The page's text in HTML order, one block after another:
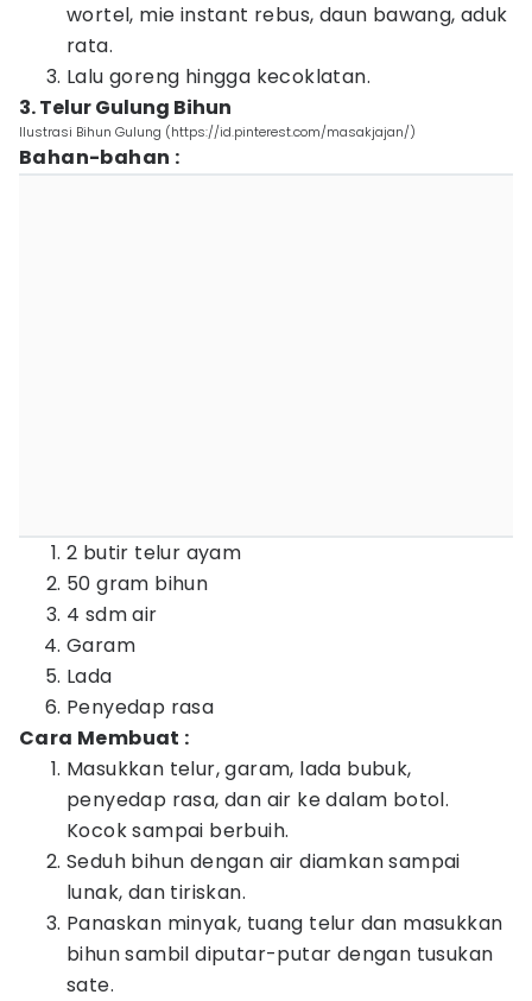
wortel, mie instant rebus, daun bawang, aduk
rata.
Lalu goreng hingga kecoklatan.
3. Telur Gulung Bihun
Ilustrasi Bihun Gulung (https://id.pinterest.com/masakjajan/)
Bahan-bahan :
2 butir telur ayam
50 gram bihun
4 sdm air
Garam
Lada
Penyedap rasa
Cara Membuat :
Masukkan telur, garam, lada bubuk,
penyedap rasa, dan air ke dalam botol.
Kocok sampai berbuih.
Seduh bihun dengan air diamkan sampai
lunak, dan tiriskan.
Panaskan minyak, tuang telur dan masukkan
bihun sambil diputar-putar dengan tusukan
sate.